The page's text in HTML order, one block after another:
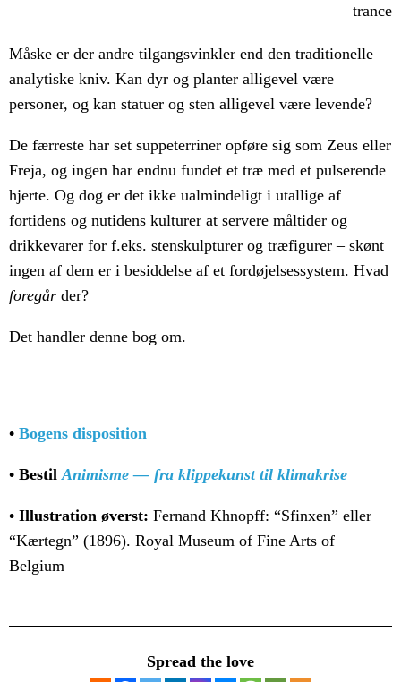
Måske er der andre tilgangsvinkler end den traditionelle
analytiske kniv. Kan dyr og planter alligevel være
personer, og kan statuer og sten alligevel være levende?
De færreste har set suppeterriner opføre sig som Zeus eller
Freja, og ingen har endnu fundet et træ med et pulserende
hjerte. Og dog er det ikke ualmindeligt i utallige af
fortidens og nutidens kulturer at servere måltider og
drikkevarer for f.eks. stenskulpturer og træfigurer – skønt
ingen af dem er i besiddelse af et fordøjelsessystem. Hvad
foregår der?
Det handler denne bog om.
• Bogens disposition
• BestilAnimisme — fra klippekunst til klimakrise
• Illustration øverst: Fernand Khnopff: “Sfinxen” eller
“Kærtegn” (1896). Royal Museum of Fine Arts of
Belgium
Spread the love